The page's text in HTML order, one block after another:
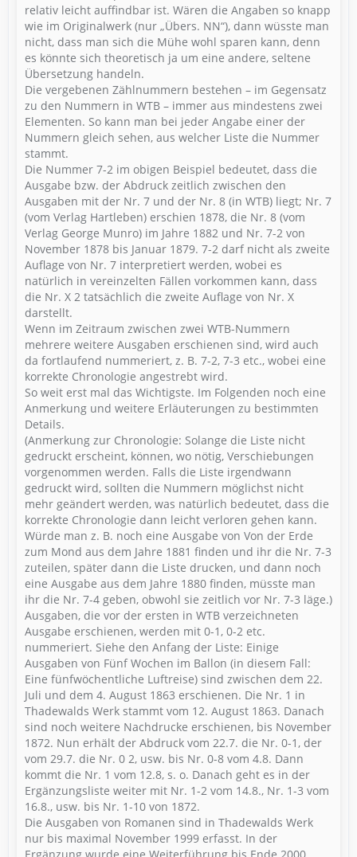
relativ leicht auffindbar ist. Wären die Angaben so knapp
wie im Originalwerk (nur „Übers. NN“), dann wüsste man
nicht, dass man sich die Mühe wohl sparen kann, denn
es könnte sich theoretisch ja um eine andere, seltene
Übersetzung handeln.
Die vergebenen Zählnummern bestehen – im Gegensatz
zu den Nummern in WTB – immer aus mindestens zwei
Elementen. So kann man bei jeder Angabe einer der
Nummern gleich sehen, aus welcher Liste die Nummer
stammt.
Die Nummer 7-2 im obigen Beispiel bedeutet, dass die
Ausgabe bzw. der Abdruck zeitlich zwischen den
Ausgaben mit der Nr. 7 und der Nr. 8 (in WTB) liegt; Nr. 7
(vom Verlag Hartleben) erschien 1878, die Nr. 8 (vom
Verlag George Munro) im Jahre 1882 und Nr. 7-2 von
November 1878 bis Januar 1879. 7-2 darf nicht als zweite
Auflage von Nr. 7 interpretiert werden, wobei es
natürlich in vereinzelten Fällen vorkommen kann, dass
die Nr. X 2 tatsächlich die zweite Auflage von Nr. X
darstellt.
Wenn im Zeitraum zwischen zwei WTB-Nummern
mehrere weitere Ausgaben erschienen sind, wird auch
da fortlaufend nummeriert, z. B. 7-2, 7-3 etc., wobei eine
korrekte Chronologie angestrebt wird.
So weit erst mal das Wichtigste. Im Folgenden noch eine
Anmerkung und weitere Erläuterungen zu bestimmten
Details.
(Anmerkung zur Chronologie: Solange die Liste nicht
gedruckt erscheint, können, wo nötig, Verschiebungen
vorgenommen werden. Falls die Liste irgendwann
gedruckt wird, sollten die Nummern möglichst nicht
mehr geändert werden, was natürlich bedeutet, dass die
korrekte Chronologie dann leicht verloren gehen kann.
Würde man z. B. noch eine Ausgabe von Von der Erde
zum Mond aus dem Jahre 1881 finden und ihr die Nr. 7-3
zuteilen, später dann die Liste drucken, und dann noch
eine Ausgabe aus dem Jahre 1880 finden, müsste man
ihr die Nr. 7-4 geben, obwohl sie zeitlich vor Nr. 7-3 läge.)
Ausgaben, die vor der ersten in WTB verzeichneten
Ausgabe erschienen, werden mit 0-1, 0-2 etc.
nummeriert. Siehe den Anfang der Liste: Einige
Ausgaben von Fünf Wochen im Ballon (in diesem Fall:
Eine fünfwöchentliche Luftreise) sind zwischen dem 22.
Juli und dem 4. August 1863 erschienen. Die Nr. 1 in
Thadewalds Werk stammt vom 12. August 1863. Danach
sind noch weitere Nachdrucke erschienen, bis November
1872. Nun erhält der Abdruck vom 22.7. die Nr. 0-1, der
vom 29.7. die Nr. 0 2, usw. bis Nr. 0-8 vom 4.8. Dann
kommt die Nr. 1 vom 12.8, s. o. Danach geht es in der
Ergänzungsliste weiter mit Nr. 1-2 vom 14.8., Nr. 1-3 vom
16.8., usw. bis Nr. 1-10 von 1872.
Die Ausgaben von Romanen sind in Thadewalds Werk
nur bis maximal November 1999 erfasst. In der